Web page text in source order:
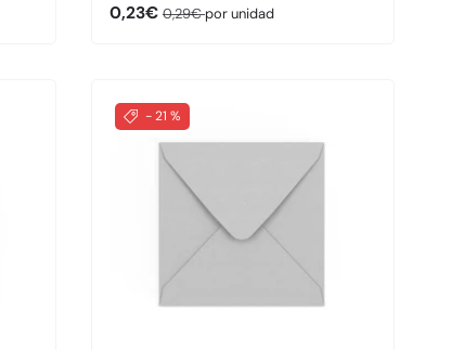
Precio de venta
0,23€ Precio normal
0,29€por unidad
- 21 %